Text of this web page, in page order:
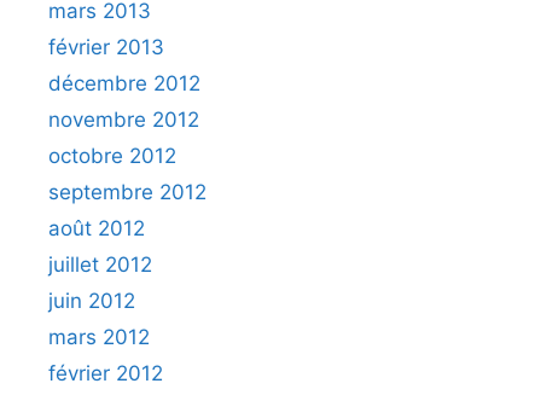
mars 2013
février 2013
décembre 2012
novembre 2012
octobre 2012
septembre 2012
août 2012
juillet 2012
juin 2012
mars 2012
février 2012